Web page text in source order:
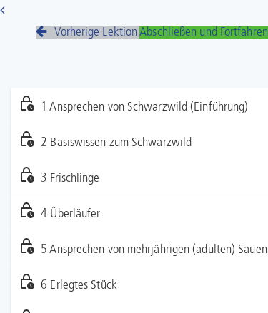
Vorherige Lektion Abschließen und Fortfahren
1 Ansprechen von Schwarzwild (Einführung)
2 Basiswissen zum Schwarzwild
3 Frischlinge
4 Überläufer
5 Ansprechen von mehrjährigen (adulten) Sauen
6 Erlegtes Stück